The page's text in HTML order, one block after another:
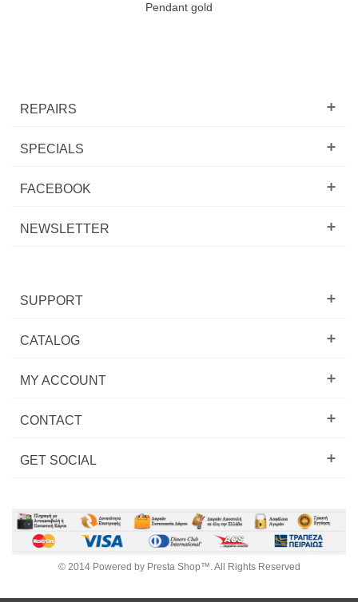
Pendant gold
REPAIRS
SPECIALS
FACEBOOK
NEWSLETTER
SUPPORT
CATALOG
MY ACCOUNT
CONTACT
GET SOCIAL
© 2014 Powered by Presta Shop™. All Rights Reserved